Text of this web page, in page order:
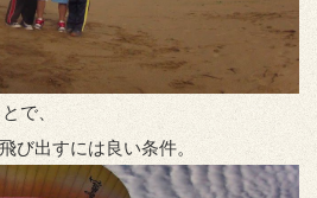
で、
び出すには良い条件。